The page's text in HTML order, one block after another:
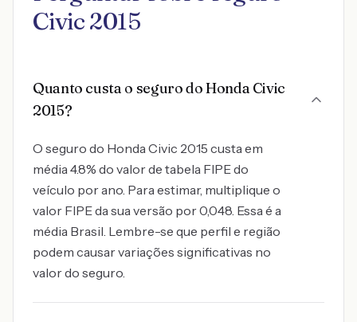
Civic 2015
Quanto custa o seguro do Honda Civic
2015?
O seguro do Honda Civic 2015 custa em
média 4.8% do valor de tabela FIPE do
veículo por ano. Para estimar, multiplique o
valor FIPE da sua versão por 0,048. Essa é a
média Brasil. Lembre-se que perfil e região
podem causar variações significativas no
valor do seguro.